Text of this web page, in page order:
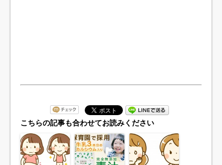
こちらの記事も合わせてお読みください